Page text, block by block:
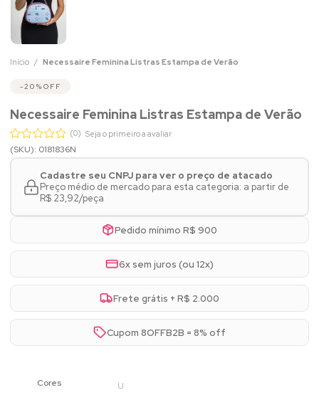
Início Necessaire Feminina Listras Estampa de Verão
20% OFF
Necessaire Feminina Listras Estampa de Verão
(0) Seja o primeiro a avaliar
(SKU): 0181836N
Cadastre seu CNPJ para ver o preço de atacado
Preço médio de mercado para esta categoria: a partir de
R$ 23,92/peça
Pedido mínimo R$ 900
6x sem juros (ou 12x)
Frete grátis + R$ 2.000
Cupom 8OFFB2B = 8% off
U